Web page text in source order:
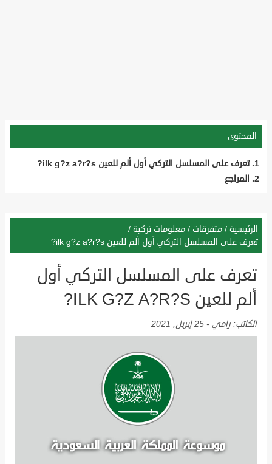
المحتوى
تعرف على المسلسل التركي أول ألم للعين ilk g?z a?r?s?
المراجع
الرئيسية / متفرقات / معلومات تركية /
تعرف على المسلسل التركي أول ألم للعين ilk g?z a?r?s?
تعرف على المسلسل التركي أول
ألم للعين ILK G?Z A?R?S?
الكاتب: رامي - 25 إبريل, 2021